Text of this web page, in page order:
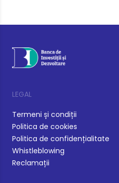
LEGAL
Termeni și condiții
Politica de cookies
Politica de confidențialitate
Whistleblowing
Reclamații